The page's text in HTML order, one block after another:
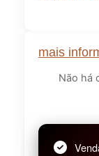
mais
Não há